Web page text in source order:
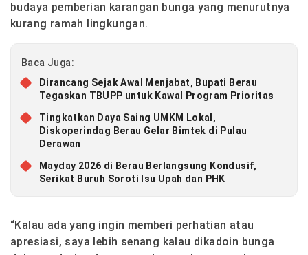
budaya pemberian karangan bunga yang menurutnya
kurang ramah lingkungan.
Baca Juga:
Dirancang Sejak Awal Menjabat, Bupati Berau
Tegaskan TBUPP untuk Kawal Program Prioritas
Tingkatkan Daya Saing UMKM Lokal,
Diskoperindag Berau Gelar Bimtek di Pulau
Derawan
Mayday 2026 di Berau Berlangsung Kondusif,
Serikat Buruh Soroti Isu Upah dan PHK
“Kalau ada yang ingin memberi perhatian atau
apresiasi, saya lebih senang kalau dikadoin bunga